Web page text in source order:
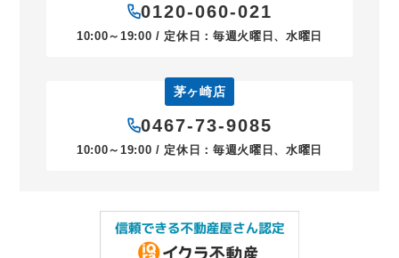
0120-060-021
10:00～19:00 / 定休日：毎週火曜日、水曜日
茅ヶ崎店
0467-73-9085
10:00～19:00 / 定休日：毎週火曜日、水曜日